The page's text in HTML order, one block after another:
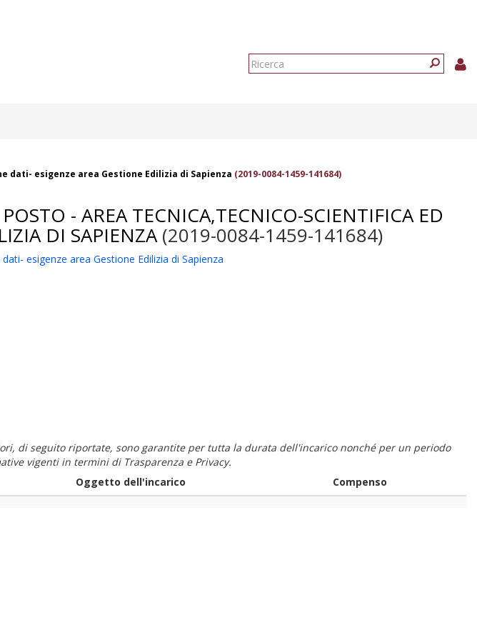
Form
dati- esigenze area Gestione Edilizia di Sapienza (2019-0084-1459-141684)
- AREA TECNICA,TECNICO-SCIENTIFICA ED
DI SAPIENZA(2019-0084-1459-141684)
esigenze area Gestione Edilizia di Sapienza
di seguito riportate, sono garantite per tutta la durata dell'incarico nonché per un periodo
vigenti in termini di Trasparenza e Privacy.
Oggetto dell'incarico Compenso